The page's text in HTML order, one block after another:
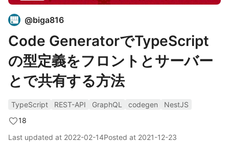
@biga816
Code GeneratorでTypeScript
の型定義をフロントとサーバー
とで共有する方法
TypeScript REST-API GraphQL codegen
NestJS
18
Last updated at 2022-02-14Posted at 2021-12-23